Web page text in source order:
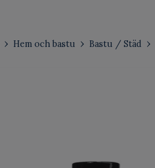
Hem och bastu Bastu / Städ